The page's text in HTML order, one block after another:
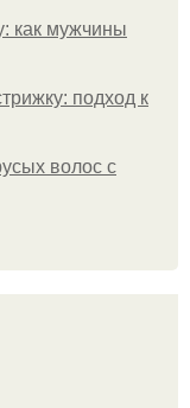
как мужчины
подход к
волос с